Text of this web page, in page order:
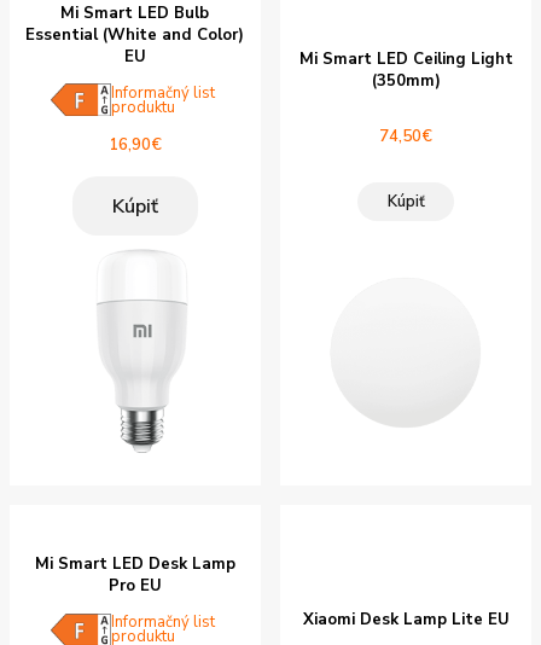
Mi Smart LED Bulb
Essential (White and Color)
EU
Informačný list
produktu
16,90€
Kúpiť
Mi Smart LED Ceiling Light
(350mm)
74,50€
Kúpiť
Mi Smart LED Desk Lamp
Pro EU
Informačný list
produktu
Xiaomi Desk Lamp Lite EU